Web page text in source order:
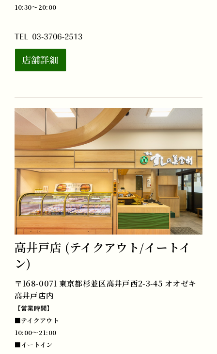
10:30～20:00
高井戸店 (テイクアウト/イートイ
ン)
〒168-0071 東京都杉並区高井戸西2-3-45 オオゼキ
高井戸店内
【営業時間】
■テイクアウト
10:00～21:00
■イートイン